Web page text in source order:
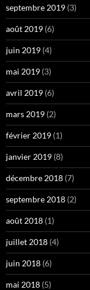
septembre 2019 (3)
août 2019 (6)
juin 2019 (4)
mai 2019 (3)
avril 2019 (6)
mars 2019 (2)
février 2019 (1)
janvier 2019 (8)
décembre 2018 (7)
septembre 2018 (2)
août 2018 (1)
juillet 2018 (4)
juin 2018 (6)
mai 2018 (5)